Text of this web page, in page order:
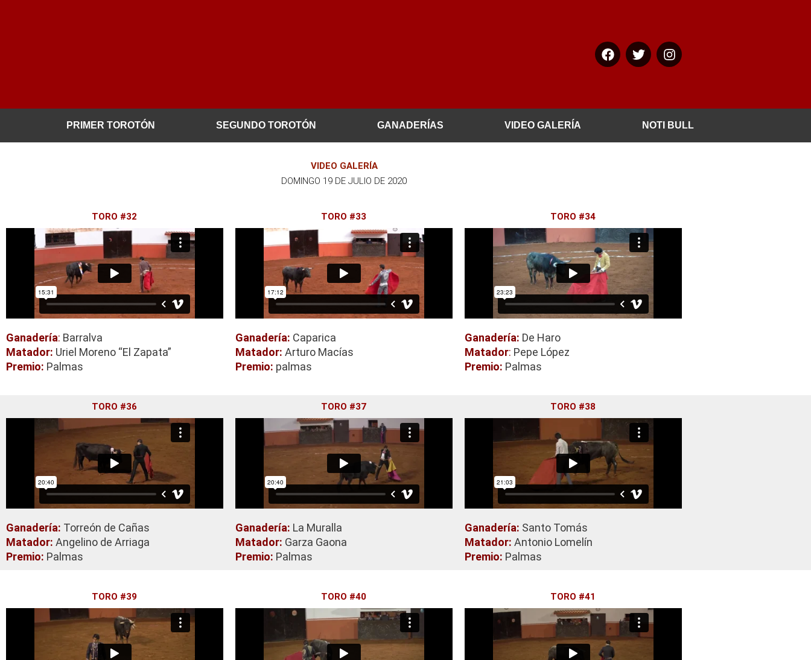
Facebook
TwitterInstagram
PRIMER TOROTÓN SEGUNDO TOROTÓN GANADERÍAS VIDEO GALERÍA NOTI BULL
VIDEO GALERÍA
DOMINGO 19 DE JULIO DE 2020
TORO #32
Ganadería: Barralva
Matador: Uriel Moreno “El Zapata”
Premio: Palmas
TORO #33
Ganadería: Caparica
Matador: Arturo Macías
Premio: palmas
TORO #34
Ganadería: De Haro
Matador: Pepe López
Premio: Palmas
TORO #36
Ganadería: Torreón de Cañas
Matador: Angelino de Arriaga
Premio: Palmas
TORO #37
Ganadería: La Muralla
Matador: Garza Gaona
Premio: Palmas
TORO #38
Ganadería: Santo Tomás
Matador: Antonio Lomelín
Premio: Palmas
TORO #39 TORO #40 TORO #41